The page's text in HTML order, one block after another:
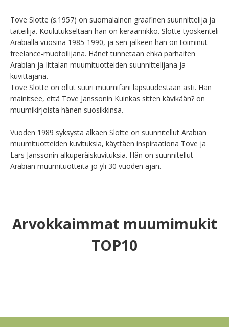
Tove Slotte (s.1957) on suomalainen graafinen suunnittelija ja
taiteilija. Koulutukseltaan hän on keraamikko. Slotte työskenteli
Arabialla vuosina 1985-1990, ja sen jälkeen hän on toiminut
freelance-muotoilijana. Hänet tunnetaan ehkä parhaiten
Arabian ja Iittalan muumituotteiden suunnittelijana ja
kuvittajana.
Tove Slotte on ollut suuri muumifani lapsuudestaan asti. Hän
mainitsee, että Tove Janssonin Kuinkas sitten kävikään? on
muumikirjoista hänen suosikkinsa.
Vuoden 1989 syksystä alkaen Slotte on suunnitellut Arabian
muumituotteiden kuvituksia, käyttäen inspiraationa Tove ja
Lars Janssonin alkuperäiskuvituksia. Hän on suunnitellut
Arabian muumituotteita jo yli 30 vuoden ajan.
Arvokkaimmat muumimukit
TOP10